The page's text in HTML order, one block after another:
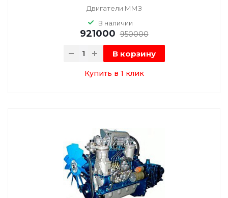
Двигатели ММЗ
В наличии
921000 950000
В корзину
Купить в 1 клик